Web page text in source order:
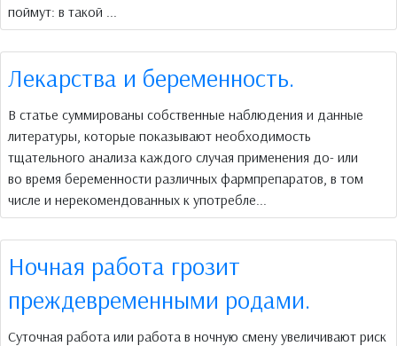
поймут: в такой ...
Лекарства и беременность.
В статье суммированы собственные наблюдения и данные
литературы, которые показывают необходимость
тщательного анализа каждого случая применения до- или
во время беременности различных фармпрепаратов, в том
числе и нерекомендованных к употребле...
Ночная работа грозит
преждевременными родами.
Суточная работа или работа в ночную смену увеличивают риск